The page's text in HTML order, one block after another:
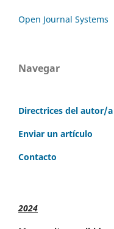
Open Journal Systems
Navegar
Directrices del autor/a
Enviar un artículo
Contacto
2024